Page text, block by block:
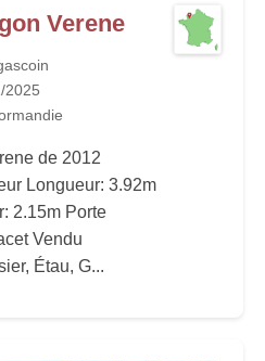
Verene
2025
de 2012
Longueur: 3.92m
2.15m Porte
Vendu
Étau, G...